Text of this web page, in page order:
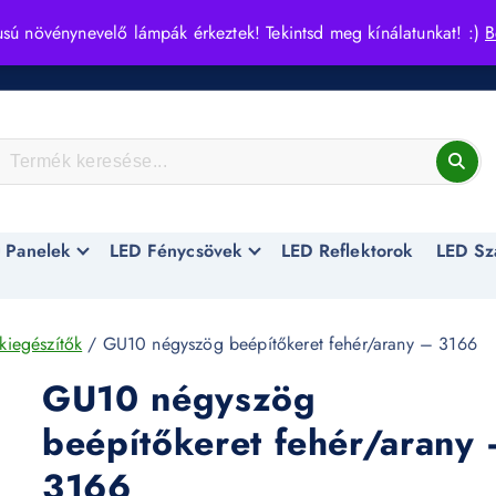
növénynevelő lámpák érkeztek! Tekintsd meg kínálatunkat! :)
Panelek LED Fénycsövek LED Reflektorok LED
/ GU10 négyszög beépítőkeret fehér/arany – 3166
GU10 négyszög
beépítőkeret fehér/arany